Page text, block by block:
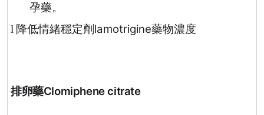
孕藥。
l 降低情緒穩定劑 lamotrigine藥物濃度
排卵藥Clomiphene citrate